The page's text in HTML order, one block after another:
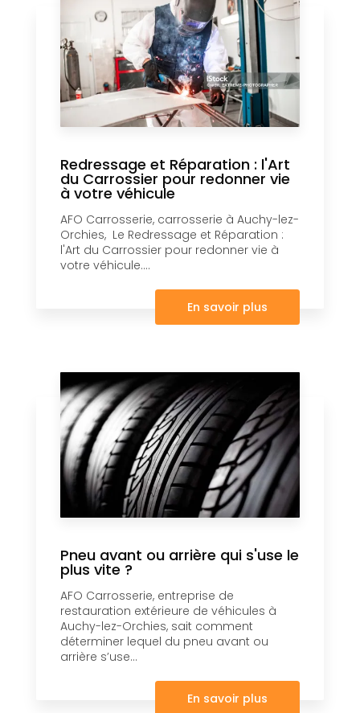
Redressage et Réparation : l'Art
du Carrossier pour redonner vie
à votre véhicule
AFO Carrosserie, carrosserie à Auchy-lez-
Orchies, Le Redressage et Réparation :
l'Art du Carrossier pour redonner vie à
votre véhicule....
En savoir plus
Pneu avant ou arrière qui s'use le
plus vite ?
AFO Carrosserie, entreprise de
restauration extérieure de véhicules à
Auchy-lez-Orchies, sait comment
déterminer lequel du pneu avant ou
arrière s’use...
En savoir plus